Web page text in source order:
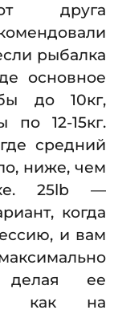
друга
рыбалка
основное
до 10кг,
по 12-15кг.
средний
ниже, чем
25lb —
когда
и вам
делая ее
как на